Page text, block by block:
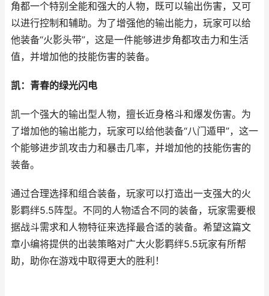
角都一个特别全能和强大的人物，既可以输出伤害，又可
以进行控制和辅助。为了增强他的输出能力，玩家可以给
他装备“火影头带”，这是一件能够进步角都攻击力和生活
值，并增加他的技能伤害的装备。
凯：青春的绿光闪电
凯一个强大的输出型人物，擅长近身格斗和爆发伤害。为
了增加他的输出能力，玩家可以给他装备“八门遁甲”，这一
个能够进步凯攻击力和暴击几率，并增加他的技能伤害的
装备。
通过合理选择和组合装备，玩家可以打造出一支强大的火
影羁绊5.5阵型。不同的人物适合不同的装备，玩家需要根
据战斗需求和人物特征来选择最合适的装备。希望这篇文
章小编将提供的出装策略对广大火影羁绊5.5玩家有所帮
助，助你在游戏中取得更大的胜利！